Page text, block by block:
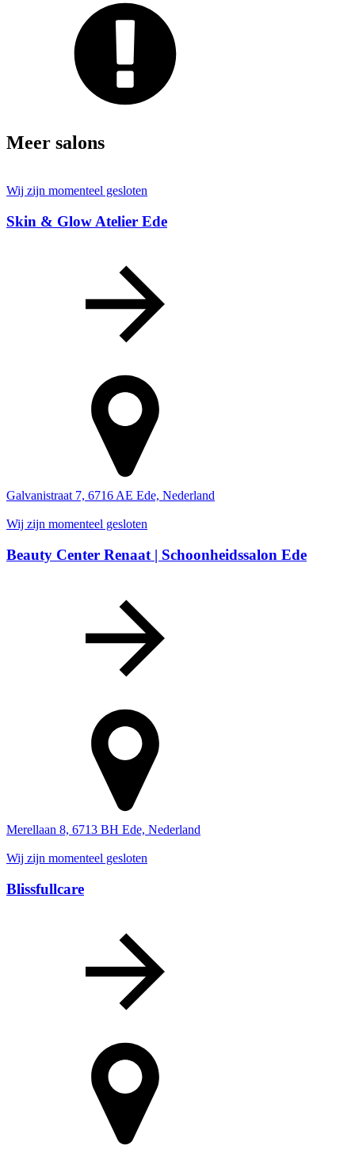
Meer salons
Wij zijn momenteel gesloten
Skin & Glow Atelier Ede
Galvanistraat 7, 6716 AE Ede, Nederland
Wij zijn momenteel gesloten
Beauty Center Renaat | Schoonheidssalon Ede
Merellaan 8, 6713 BH Ede, Nederland
Wij zijn momenteel gesloten
Blissfullcare